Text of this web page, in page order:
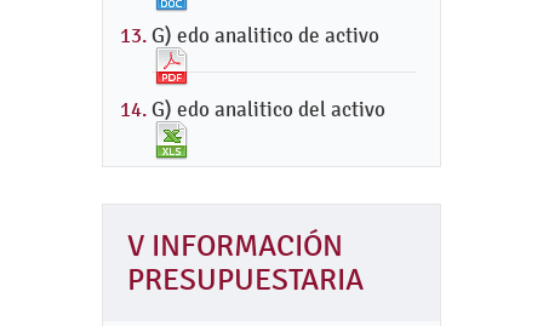
G) edo analitico de activo
G) edo analitico del activo
V INFORMACIÓN
PRESUPUESTARIA